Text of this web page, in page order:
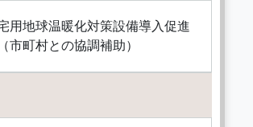
用地球温暖化対策設備導入促進
市町村との協調補助）